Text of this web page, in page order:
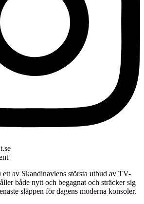
av Skandinaviens största utbud av TV-
både nytt och begagnat och sträcker sig
släppen för dagens moderna konsoler.